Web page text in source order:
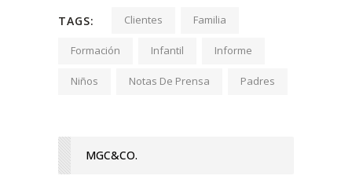
TAGS: Clientes Familia
Formación Infantil Informe
Niños Notas De Prensa Padres
MGC&CO.